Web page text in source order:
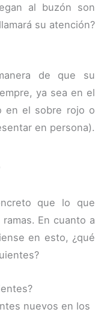
al buzón son
su atención?
de que su
ya sea en el
en el sobre rojo o
en persona).
que lo que
En cuanto a
en esto, ¿qué
nuevos en los